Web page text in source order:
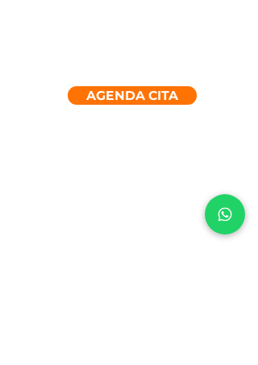
AGENDA CITA